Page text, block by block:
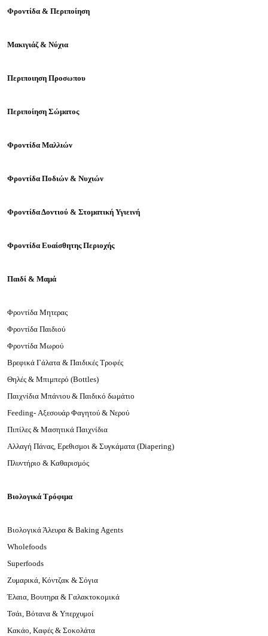
Φροντίδα & Περιποίηση
Μακιγιάζ & Νύχια
Περιποιηση Προσωπου
Περιποίηση Σώματος
Φροντίδα Μαλλιών
Φροντίδα Ποδιών & Νυχιών
Φροντίδα Δοντιού & Στοματική Υγιεινή
Φροντίδα Ευαίσθητης Περιοχής
Παιδί & Μαμά
Φροντίδα Μητερας
Φροντίδα Παιδιού
Φροντίδα Μωρού
Βρεφικά Γάλατα & Παιδικές Τροφές
Θηλές & Μπιμπερό (Bottles)
Παιχνίδια Μπάνιου & Παιδικό δωμάτιο
Feeding- Αξεσουάρ Φαγητού & Νερού
Πιπίλες & Μασητικά Παιχνίδια
Αλλαγή Πάνας, Ερεθισμοι & Συγκάματα (Diapering)
Πλυντήριο & Καθαρισμός
Βιολογικά Τρόφιμα
Βιολογικά Άλευρα & Baking Agents
Wholefoods
Superfoods
Ζυμαρικά, Κόντζακ & Σόγια
Έλαια, Βουτηρα & Γαλακτοκομικά
Τσάι, Βότανα & Υπερχυμοί
Κακάο, Καφές & Σοκολάτα